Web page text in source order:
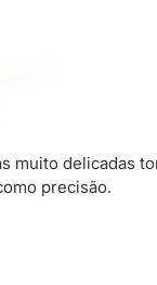
muito delicadas
precisão.